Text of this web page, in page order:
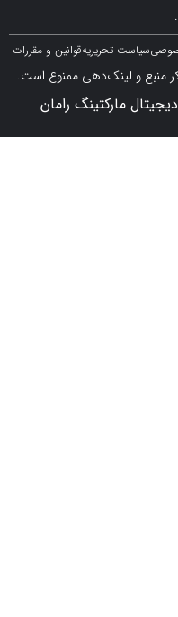
قوانین و مقررات
ممنوع است.
رامان